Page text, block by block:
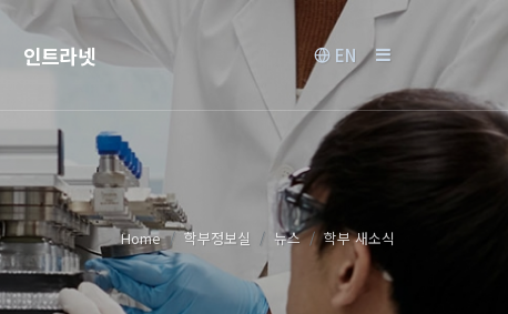
인트라넷 EN
Home 학부정보실 뉴스 학부 새소식